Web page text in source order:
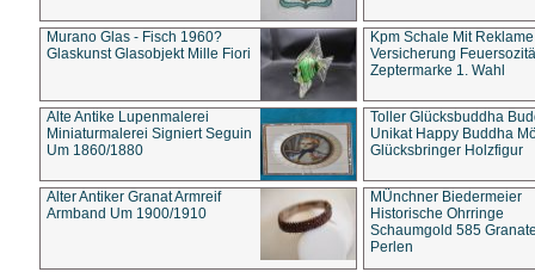
Murano Glas - Fisch 1960?
Glaskunst Glasobjekt Mille Fiori
Kpm Schale Mit Reklame
Versicherung
Zeptermarke 1. Wahl
Alte Antike Lupenmalerei
Miniaturmalerei Signiert Seguin
Um 1860/1880
Toller Glücksbuddha
Unikat Happy Buddha
Glücksbringer Holzfigur
Alter Antiker Granat Armreif
Armband Um 1900/1910
MÜnchner Biedermeier
Historische Ohrringe
Schaumgold 585
Perlen